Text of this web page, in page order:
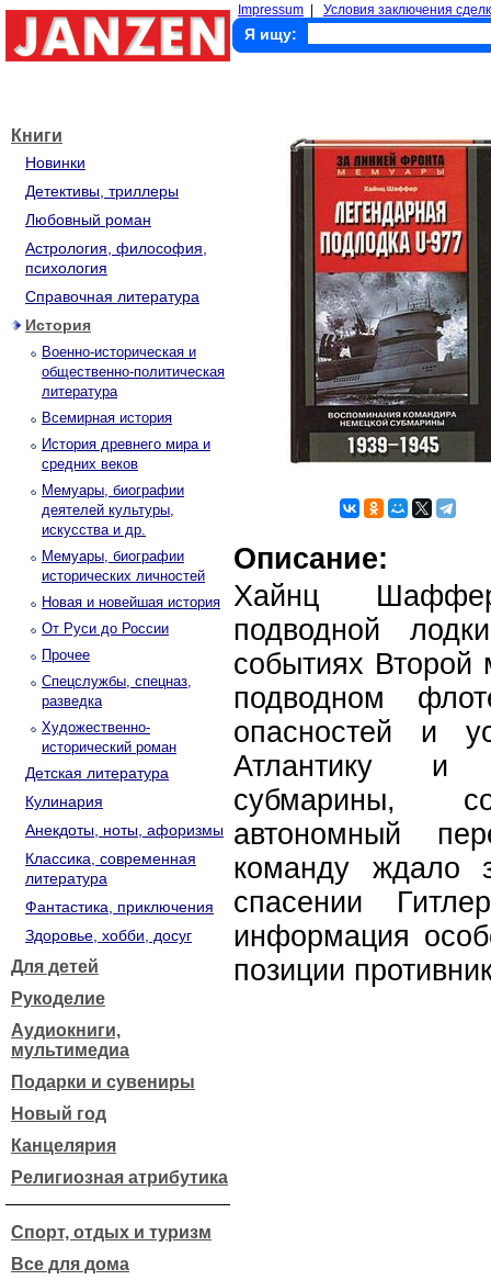
Impressum Условия заключения
Я ищу:
Книги
Новинки
Детективы, триллеры
Любовный роман
Астрология, философия,
психология
Справочная литература
История
Военно-историческая и
общественно-политическая
литература
Всемирная история
История древнего мира и
средних веков
Мемуары, биографии
деятелей культуры,
искусства и др.
Мемуары, биографии
исторических личностей
Новая и новейшая история
От Руси до России
Прочее
Спецслужбы, спецназ,
разведка
Художественно-
исторический роман
Детская литература
Кулинария
Анекдоты, ноты, афоризмы
Классика, современная
литература
Фантастика, приключения
Здоровье, хобби, досуг
Для детей
Рукоделие
Аудиокниги,
мультимедиа
Подарки и сувениры
Новый год
Канцелярия
Религиозная атрибутика
Спорт, отдых и туризм
Все для дома
Описание:
Хайнц
подводной
событиях
подводном
опасностей и
Атлантику и
субмарины,
автономный
команду ждало
спасении
информация
позиции